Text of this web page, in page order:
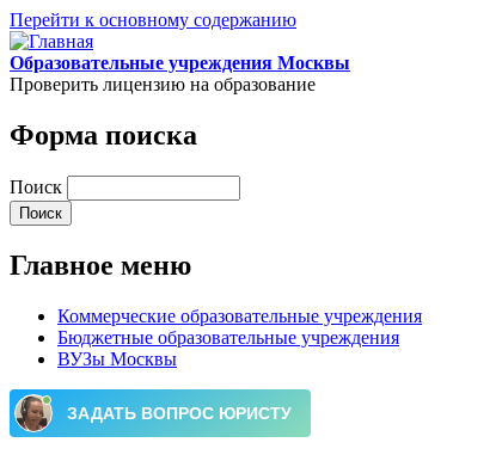
Перейти к основному содержанию
Образовательные учреждения Москвы
Проверить лицензию на образование
Форма поиска
Поиск
Главное меню
Коммерческие образовательные учреждения
Бюджетные образовательные учреждения
ВУЗы Москвы